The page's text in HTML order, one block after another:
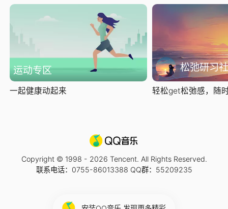
运动专区
一起健康动起来
松弛研习社
轻松get松弛感，随
Copyright © 1998 - 2026 Tencent. All Rights Reserved.
联系电话：0755-86013388 QQ群：55209235